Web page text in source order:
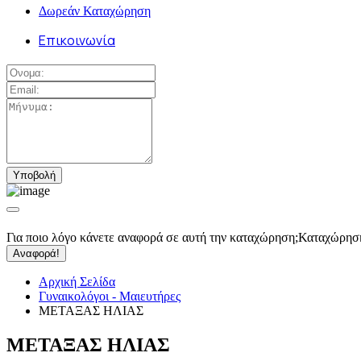
Δωρεάν Καταχώρηση
Επικοινωνία
Για ποιο λόγο κάνετε αναφορά σε αυτή την καταχώρηση;
Αναφορά!
Αρχική Σελίδα
Γυναικολόγοι - Μαιευτήρες
ΜΕΤΑΞΑΣ ΗΛΙΑΣ
ΜΕΤΑΞΑΣ ΗΛΙΑΣ